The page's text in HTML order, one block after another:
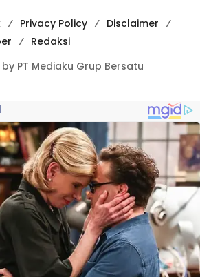
Privacy Policy
Disclaimer
Redaksi
PT Mediaku Grup Bersatu